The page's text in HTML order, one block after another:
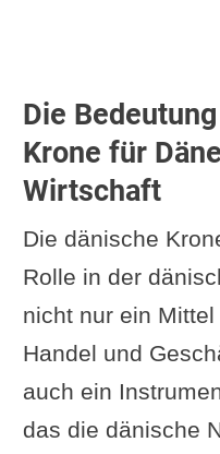
Die
Krone für
Wirtschaft
Die dänische
Rolle in der
nicht nur ein
Handel und
auch ein
das die dänische